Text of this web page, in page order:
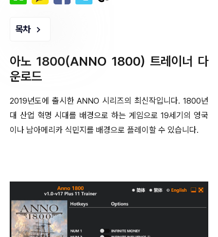
목차
아노 1800(ANNO 1800) 트레이너 다
운로드
2019년도에 출시한 ANNO 시리즈의 최신작입니다. 1800년
대 산업 혁명 시대를 배경으로 하는 게임으로 19세기의 영국
이나 남아메리카 식민지를 배경으로 플레이할 수 있습니다.